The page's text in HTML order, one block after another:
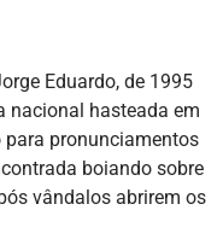
Eduardo, de 1995
nacional hasteada em
para pronunciamentos
boiando sobre
vândalos abrirem os